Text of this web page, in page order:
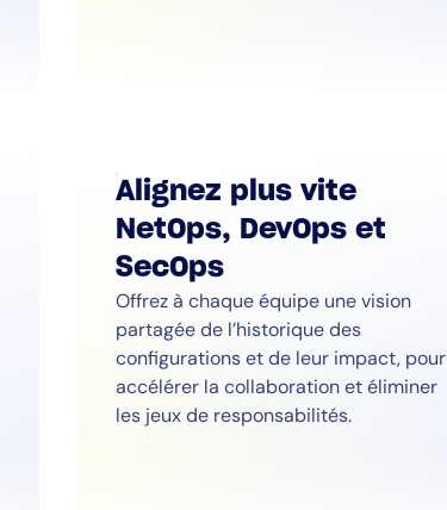
Alignez plus vite
NetOps, DevOps et
SecOps
Offrez à chaque équipe une vision
partagée de l’historique des
configurations et de leur impact, pour
accélérer la collaboration et éliminer
les jeux de responsabilités.